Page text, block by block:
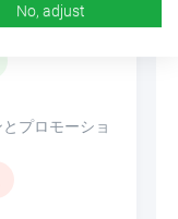
隠す
プロモーショ
No, adjust